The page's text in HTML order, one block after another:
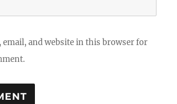
email, and website in this browser for